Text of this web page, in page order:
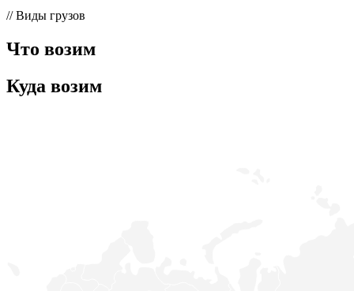
// Виды грузов
Что возим
Куда возим